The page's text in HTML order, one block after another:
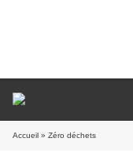
Accueil » Zéro déchets